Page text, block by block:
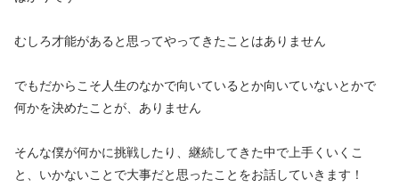
むしろ才能があると思ってやってきたことはありません
でもだからこそ人生のなかで向いているとか向いていないとかで
何かを決めたことが、ありません
そんな僕が何かに挑戦したり、継続してきた中で上手くいくこ
と、いかないことで大事だと思ったことをお話していきます！